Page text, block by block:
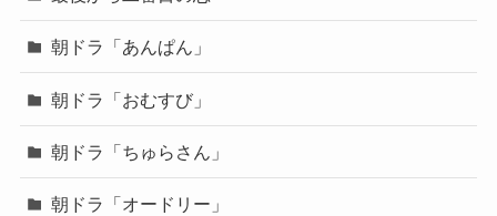
朝ドラ「あんぱん」
朝ドラ「おむすび」
朝ドラ「ちゅらさん」
朝ドラ「オードリー」